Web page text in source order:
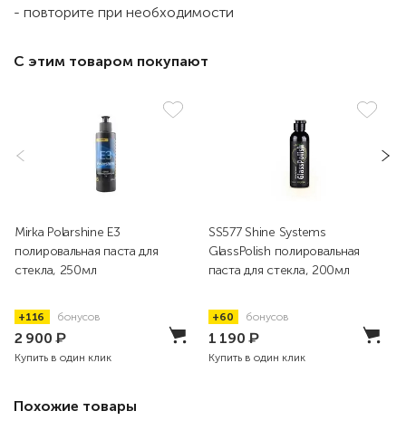
- повторите при необходимости
С этим товаром покупают
Mirka Polarshine E3
полировальная паста для
стекла, 250мл
+116 бонусов
2 900₽
Купить в один клик
SS577 Shine Systems
GlassPolish полировальная
паста для стекла, 200мл
+60 бонусов
1 190₽
Купить в один клик
Похожие товары